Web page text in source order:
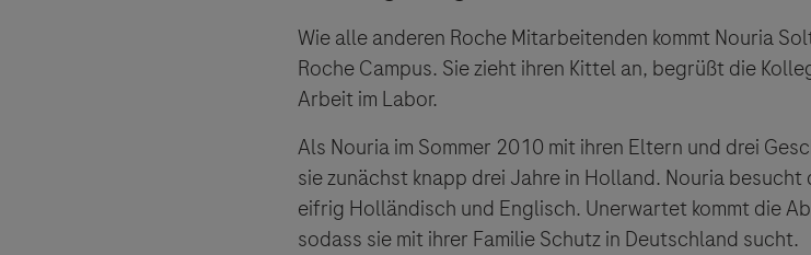
Wie alle anderen Roche Mitarbeitenden kommt Nouria
Roche Campus. Sie zieht ihren Kittel an, begrüßt die
Arbeit im Labor.
Als Nouria im Sommer 2010 mit ihren Eltern und drei
sie zunächst knapp drei Jahre in Holland. Nouria
eifrig Holländisch und Englisch. Unerwartet kommt die
sodass sie mit ihrer Familie Schutz in Deutschland sucht.